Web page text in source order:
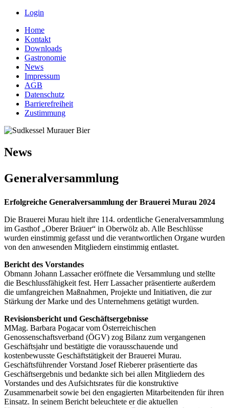
Login
Home
Kontakt
Downloads
Gastronomie
News
Impressum
AGB
Datenschutz
Barrierefreiheit
Zustimmung
News
Generalversammlung
Erfolgreiche Generalversammlung der Brauerei Murau 2024
Die Brauerei Murau hielt ihre 114. ordentliche Generalversammlung
im Gasthof „Oberer Bräuer“ in Oberwölz ab. Alle Beschlüsse
wurden einstimmig gefasst und die verantwortlichen Organe wurden
von den anwesenden Mitgliedern einstimmig entlastet.
Bericht des Vorstandes
Obmann Johann Lassacher eröffnete die Versammlung und stellte
die Beschlussfähigkeit fest. Herr Lassacher präsentierte außerdem
die umfangreichen Maßnahmen, Projekte und Initiativen, die zur
Stärkung der Marke und des Unternehmens getätigt wurden.
Revisionsbericht und Geschäftsergebnisse
MMag. Barbara Pogacar vom Österreichischen
Genossenschaftsverband (ÖGV) zog Bilanz zum vergangenen
Geschäftsjahr und bestätigte die vorausschauende und
kostenbewusste Geschäftstätigkeit der Brauerei Murau.
Geschäftsführender Vorstand Josef Rieberer präsentierte das
Geschäftsergebnis und bedankte sich bei allen Mitgliedern des
Vorstandes und des Aufsichtsrates für die konstruktive
Zusammenarbeit sowie bei den engagierten Mitarbeitenden für ihren
Einsatz. In seinem Bericht beleuchtete er die aktuellen